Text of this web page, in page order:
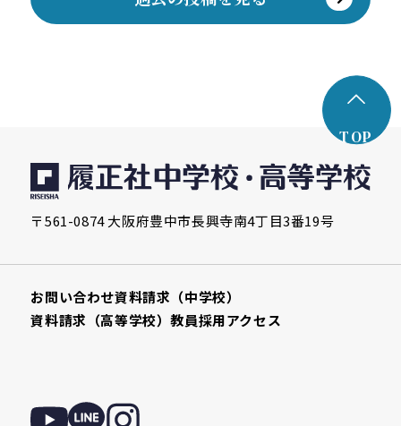
TOP
〒561-0874 大阪府豊中市長興寺南4丁目3番19号
お問い合わせ資料請求（中学校）
資料請求（高等学校）教員採用アクセス